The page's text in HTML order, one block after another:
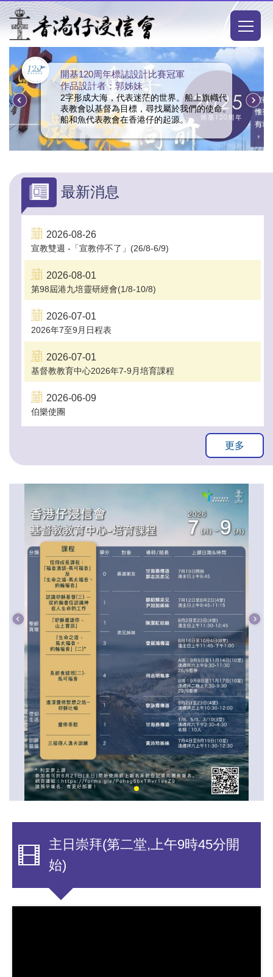
移至主內容
Main
開基120周年標誌設計比賽冠軍
作品設計者：郭姊妹
2字形成大海，代表迷茫的世界。船上旗幟代
表教會以基督為目標，尋找屬於我們的使命。
船和魚代表教會在香港仔的起源。
最新消息
2026-08-26
宣教雙週 -「宣教停不了」(26/8-6/9)
2026-08-01
第98屆港九培靈研經會(1/8-10/8)
2026-07-01
2026年7至9月日程表
2026-07-01
基督教教育中心2026年7-9月培育課程
2026-06-09
伯樂使團
更多
主日崇拜(第二堂,上午9時45分開
始)